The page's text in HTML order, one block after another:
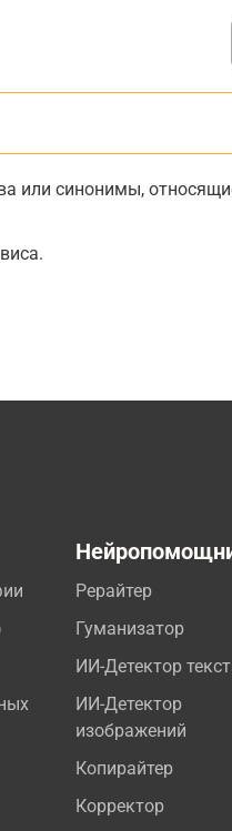
синонимы,
Рерайтер
Гуманизатор
ИИ-Детектор
ИИ-Детектор
изображений
Копирайтер
Корректор